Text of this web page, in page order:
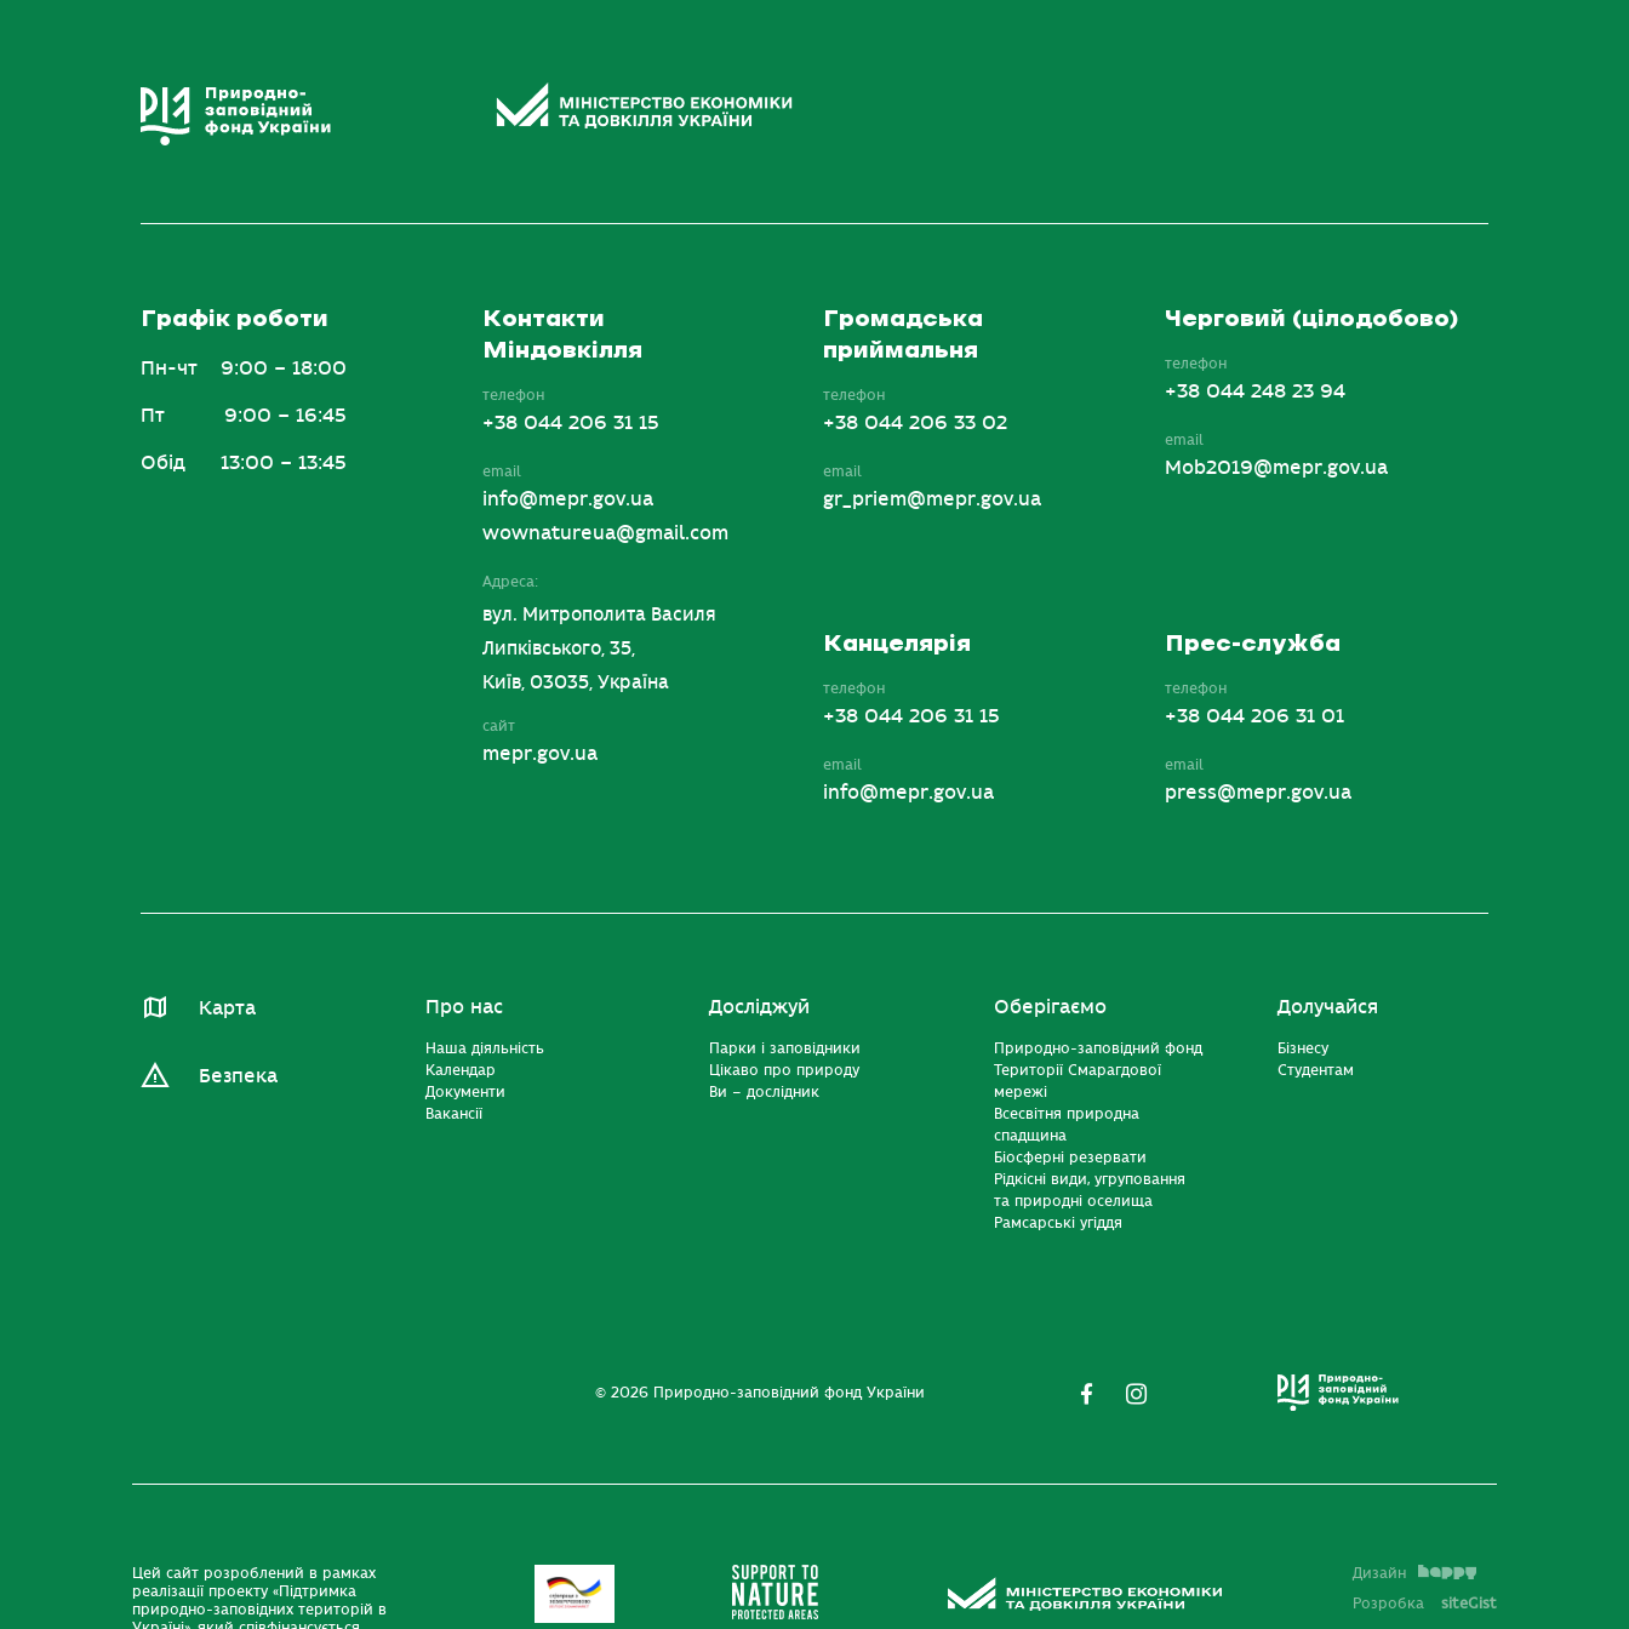
Графік роботи
Пн-чт 9:00 – 18:00
Пт 9:00 – 16:45
Обід 13:00 – 13:45
Контакти
Міндовкілля
телефон
+38 044 206 31 15
email
info@mepr.gov.ua
wownatureua@gmail.com
Адреса:
вул. Митрополита Василя
Липківського, 35,
Київ, 03035, Україна
сайт
mepr.gov.ua
Громадська
приймальня
телефон
+38 044 206 33 02
email
gr_priem@mepr.gov.ua
Канцелярія
телефон
+38 044 206 31 15
email
info@mepr.gov.ua
Черговий (цілодобово)
телефон
+38 044 248 23 94
email
Mob2019@mepr.gov.ua
Прес-служба
телефон
+38 044 206 31 01
email
press@mepr.gov.ua
Карта
Безпека
Про нас
Наша діяльність
Календар
Документи
Вакансії
Досліджуй
Парки і заповідники
Цікаво про природу
Ви – дослідник
Оберігаємо
Природно-заповідний фонд
Території Смарагдової
мережі
Всесвітня природна
спадщина
Біосферні резервати
Рідкісні види, угруповання
та природні оселища
Рамсарські угіддя
Долучайся
Бізнесу
Студентам
© 2026 Природно-заповідний фонд України
Цей сайт розроблений в рамках
реалізації проекту «Підтримка
природно-заповідних територій в
Дизайн
Розробка
siteGist